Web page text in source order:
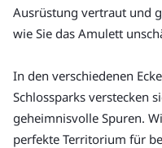
Ausrüstung vertraut und
wie Sie das Amulett
In den verschiedenen
Schlossparks verstecken
geheimnisvolle Spuren.
perfekte Territorium für